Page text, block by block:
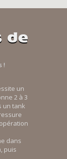
de
!
un
2 à 3
un tank
dans
puis